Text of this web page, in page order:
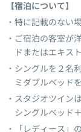
【宿泊について】
特に記載のない
ご宿泊の客室が
ドまたはエキス
シングルを２名
ミダブルベッド
スタジオツイン
シングルベッド
「レディース」